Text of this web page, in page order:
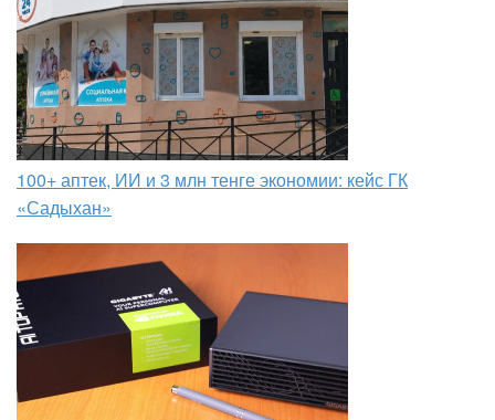
100+ аптек, ИИ и 3 млн тенге экономии: кейс ГК
«Садыхан»